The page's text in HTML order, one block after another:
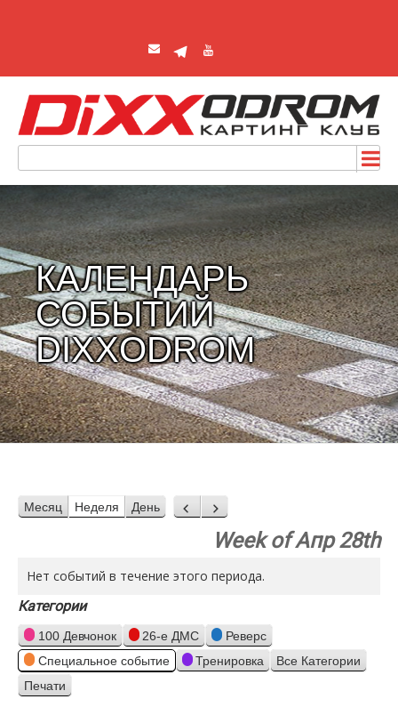
КАЛЕНДАРЬ
СОБЫТИЙ
DIXXODROM
Месяц Неделя День Назад
Вперед
Week of Апр 28th
Нет событий в течение этого периода.
Категории
100 Девчонок 26-е ДМС
Реверс
Специальное событие
Тренировка Все Категории
Просмотр
Печати